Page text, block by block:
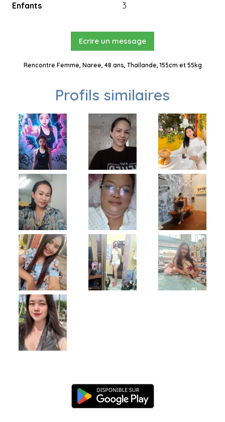
Enfants
3
Ecrire un message
Rencontre Femme, Naree, 48 ans, Thaïlande, 155cm et 55kg
Profils similaires